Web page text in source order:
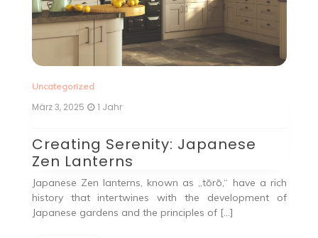
Japanese
known as „tōrō,“ have a rich
with the development of
and the principles of […]
Handytasche
unterwegs
Die Handytasche
praktisches